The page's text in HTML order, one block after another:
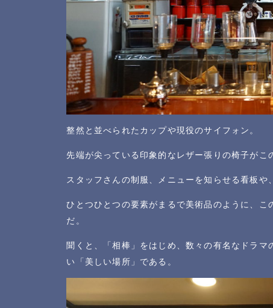
整然と並べられたカップや現役のサイフォン。
先端が尖っている印象的なレザー張りの椅子がこ
スタッフさんの制服、メニューを知らせる看板や
ひとつひとつの要素がまるで美術品のように、
だ。
聞くと、「相棒」をはじめ、数々の有名なドラ
い「美しい場所」である。